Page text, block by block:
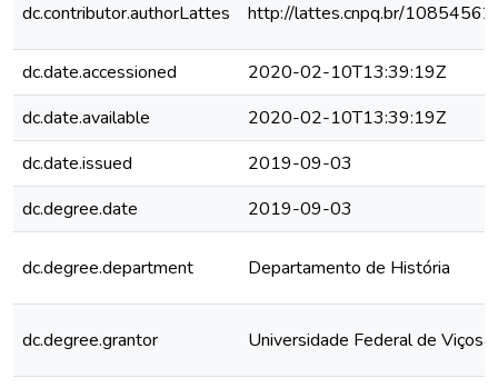
dc.contributor.authorLattes http://lattes.cnpq.br/
dc.date.accessioned
2020-02-10T13:39:19Z
dc.date.available
2020-02-10T13:39:19Z
dc.date.issued
2019-09-03
dc.degree.date
2019-09-03
dc.degree.department Departamento de História
dc.degree.grantor Universidade Federal de Viçosa